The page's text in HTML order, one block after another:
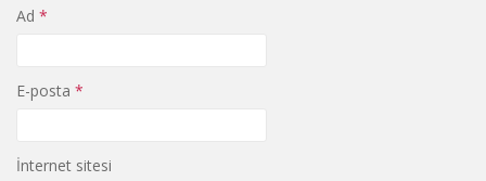
Ad *
E-posta *
İnternet sitesi